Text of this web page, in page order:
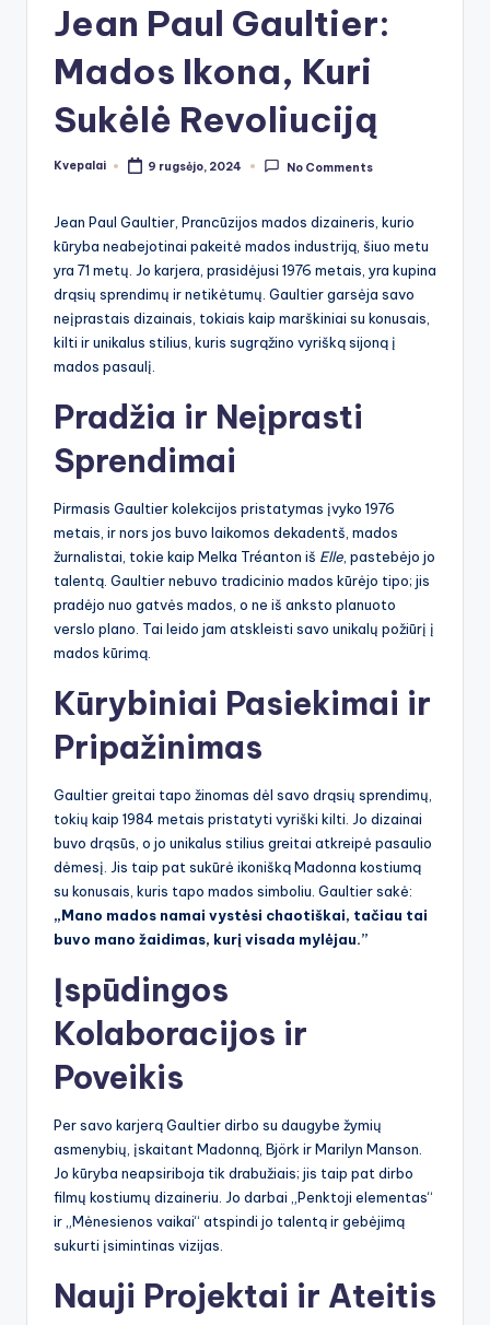
Jean Paul Gaultier:
Mados Ikona, Kuri
Sukėlė Revoliuciją
Posted
Kvepalai 9 rugsėjo, 2024 No Comments
Jean Paul Gaultier, Prancūzijos mados dizaineris, kurio
kūryba neabejotinai pakeitė mados industriją, šiuo metu
yra 71 metų. Jo karjera, prasidėjusi 1976 metais, yra kupina
drąsių sprendimų ir netikėtumų. Gaultier garsėja savo
neįprastais dizainais, tokiais kaip marškiniai su konusais,
kilti ir unikalus stilius, kuris sugrąžino vyrišką sijoną į
mados pasaulį.
Pradžia ir Neįprasti
Sprendimai
Pirmasis Gaultier kolekcijos pristatymas įvyko 1976
metais, ir nors jos buvo laikomos dekadentš, mados
žurnalistai, tokie kaip Melka Tréanton iš Elle , pastebėjo jo
talentą. Gaultier nebuvo tradicinio mados kūrėjo tipo; jis
pradėjo nuo gatvės mados, o ne iš anksto planuoto
verslo plano. Tai leido jam atskleisti savo unikalų požiūrį į
mados kūrimą.
Kūrybiniai Pasiekimai ir
Pripažinimas
Gaultier greitai tapo žinomas dėl savo drąsių sprendimų,
tokių kaip 1984 metais pristatyti vyriški kilti. Jo dizainai
buvo drąsūs, o jo unikalus stilius greitai atkreipė pasaulio
dėmesį. Jis taip pat sukūrė ikonišką Madonna kostiumą
su konusais, kuris tapo mados simboliu. Gaultier sakė:
„Mano mados namai vystėsi chaotiškai, tačiau tai
buvo mano žaidimas, kurį visada mylėjau.”
Įspūdingos
Kolaboracijos ir
Poveikis
Per savo karjerą Gaultier dirbo su daugybe žymių
asmenybių, įskaitant Madonną, Björk ir Marilyn Manson.
Jo kūryba neapsiriboja tik drabužiais; jis taip pat dirbo
filmų kostiumų dizaineriu. Jo darbai „Penktoji elementas“
ir „Mėnesienos vaikai“ atspindi jo talentą ir gebėjimą
sukurti įsimintinas vizijas.
Nauji Projektai ir Ateitis